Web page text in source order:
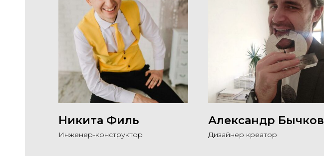
Никита Филь
Инженер-конструктор
Александр Бычков
Дизайнер креатор